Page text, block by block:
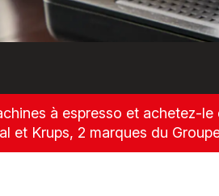
à espresso et achetez-le
et Krups, 2 marques du